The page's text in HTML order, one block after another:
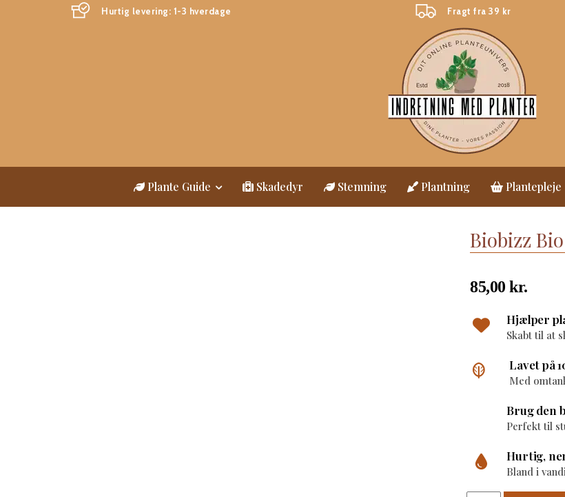
Hurtig levering: 1-3 hverdage Fragt fra 39 kr
Plante Guide Skadedyr Stemning Plantning Plantepleje
Biobizz
85,00 kr.
Hjælper
Skabt til at
Lavet på
Med
Brug den
Perfekt til
Hurtig,
Bland i